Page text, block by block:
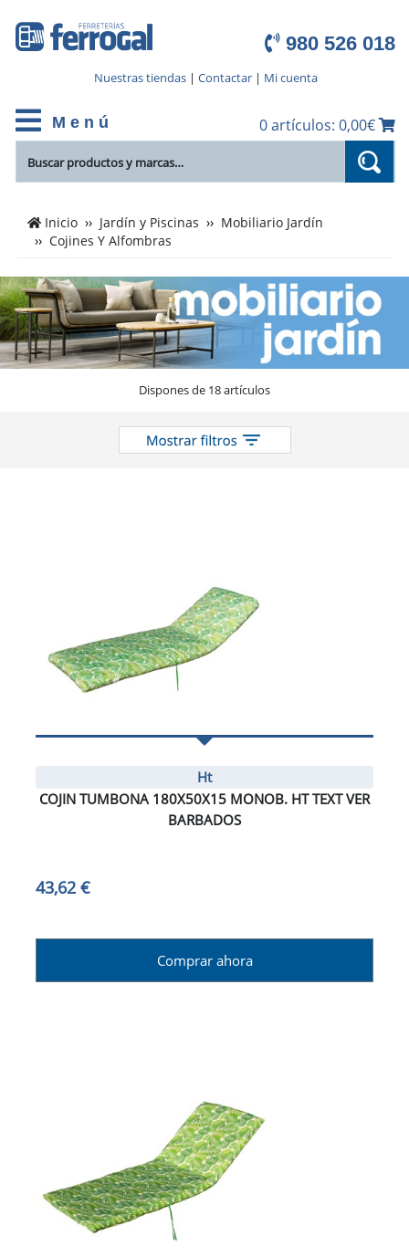
980 526 018
Nuestras tiendas| Contactar| Mi cuenta
M e n ú 0 artículos: 0,00€
Cientos
de
de
Cojines
Y
Alfombras
en
Inicio Jardín y Piscinas
Mobiliario Jardín
Cojines Y Alfombras
Dispones de 18 artículos
Ht
COJIN TUMBONA 180X50X15 MONOB. HT TEXT VER
BARBADOS
43,62 €
Comprar ahora